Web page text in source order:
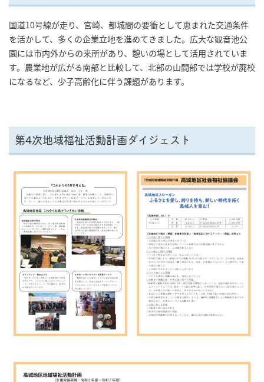
国道10号線が走り、宮崎、都城間の要衝として恵まれた交通条件
を活かして、多くの企業立地を進めてきました。広大な観音池公
園には市内外からの来所があり、憩いの場として活用されていま
す。農業地が広がる南部と比較して、北部の山間部では学校が廃校
になるなど、少子高齢化に伴う課題があります。
第4次地域福祉活動計画ダイジェスト